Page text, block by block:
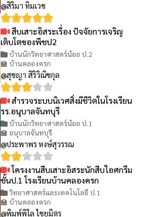
@สิริมา ทิมเวช
สืบเสาะอิสระเรื่อง ปัจจัยการเจริญ
เติบโตของพืชป2
บ้านนักวิทยาศาสตร์น้อย ป.2
🏫 บ้านคลองครก
@สุชญา สิริวิณิชกุล
สำรวจระบบนิเวศสิ่งมีชีวิตในโรงเรียน
รร.อนุบาลจันทบุรี
บ้านนักวิทยาศาสตร์น้อย ป.1
🏫 อนุบาลจันทบุรี
@ประพาพร หงษ์สุวรรณ
โครงงานสืบเสาะอิสระนักสืบไอศกรีม
ชั้นป.1 โรงเรียนบ้านคลองครก
วิทยาศาสตร์และเทคโนโลยี ป.1
🏫 บ้านคลองครก
@พิมพ์พิไล ไชยมิตร